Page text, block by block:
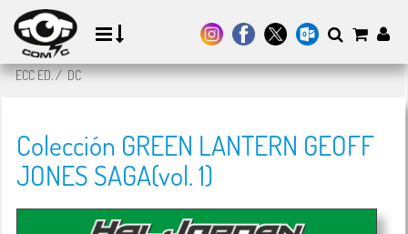
ECC ED./DC
Colección GREEN LANTERN GEOFF
JONES SAGA(vol. 1)